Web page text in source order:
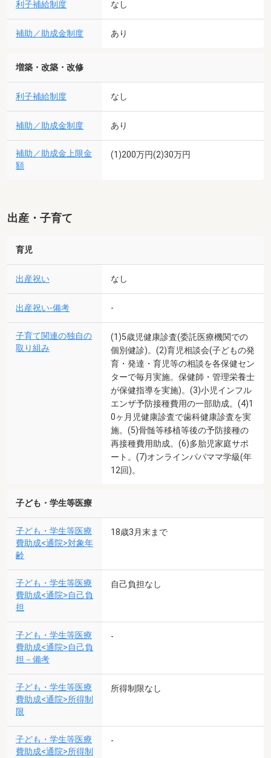
利子補給制度 なし
補助／助成金制度 あり
増築・改築・改修
利子補給制度 なし
補助／助成金制度 あり
補助／助成金上限金
額
(1)200万円(2)30万円
出産・子育て
育児
出産祝い なし
出産祝い-備考 -
子育て関連の独自の
取り組み
(1)5歳児健康診査(委託医療機関での
個別健診)。(2)育児相談会(子どもの発
育・発達・育児等の相談を各保健セン
ターで毎月実施。保健師・管理栄養士
が保健指導を実施)。(3)小児インフル
エンザ予防接種費用の一部助成。(4)1
0ヶ月児健康診査で歯科健康診査を実
施。(5)骨髄等移植等後の予防接種の
再接種費用助成。(6)多胎児家庭サポ
ート。(7)オンラインパパママ学級(年
12回)。
子ども・学生等医療
子ども・学生等医療
費助成<通院>対象年
齢
18歳3月末まで
子ども・学生等医療
費助成<通院>自己負
担
自己負担なし
子ども・学生等医療
費助成<通院>自己負
担－備考
-
子ども・学生等医療
費助成<通院>所得制
限
所得制限なし
子ども・学生等医療
費助成<通院>所得制
-